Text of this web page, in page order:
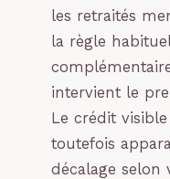
les retraités
la règle
intervient le
Le crédit
toutefois
décalage selon